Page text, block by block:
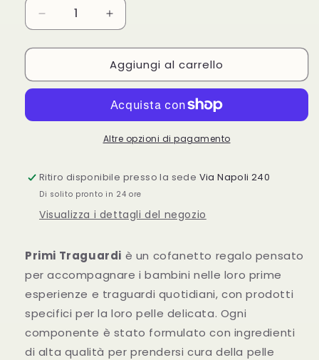
Diminuisci
quantità
per
AmidoMio
Traguardi
Aumenta
quantità
per
Euphidora
AmidoMio
Primi
Traguardi
Aggiungi al carrello
Altre opzioni di pagamento
Ritiro disponibile presso la sede Via Napoli 240
Di solito pronto in 24 ore
Visualizza i dettagli del negozio
Primi Traguardi è un cofanetto regalo pensato
per accompagnare i bambini nelle loro prime
esperienze e traguardi quotidiani, con prodotti
specifici per la loro pelle delicata. Ogni
componente è stato formulato con ingredienti
di alta qualità per prendersi cura della pelle